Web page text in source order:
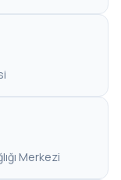
Merkezi